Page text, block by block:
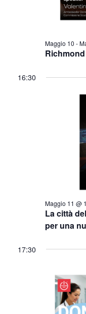
Maggio 10 -
16:30
La città
per una
Maggio 11 @
17:30